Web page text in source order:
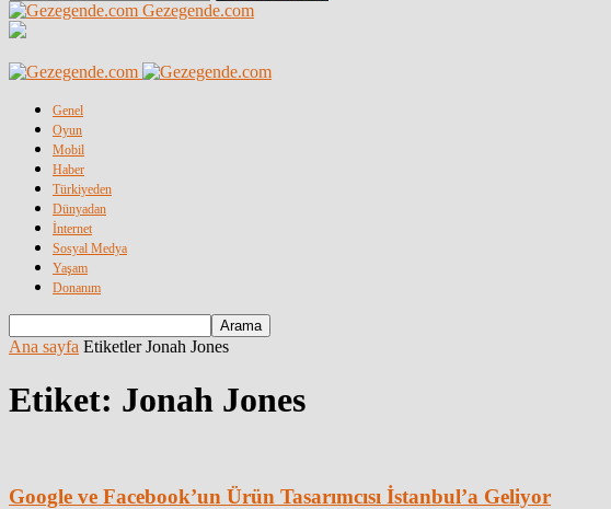
Gezegende.com
Genel
Oyun
Mobil
Haber
Türkiyeden
Dünyadan
İnternet
Sosyal Medya
Yaşam
Donanım
Ana sayfa Etiketler Jonah Jones
Etiket: Jonah Jones
Google ve Facebook’un Ürün Tasarımcısı İstanbul’a Geliyor